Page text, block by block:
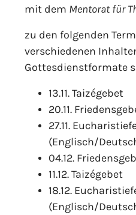
mit dem Mentorat für
zu den folgenden
verschiedenen
Gottesdienstformate
13.11. Taizégebet
20.11.
27.11.
(Englisch/
04.12.
11.12. Taizégebet
18.12.
(Englisch/